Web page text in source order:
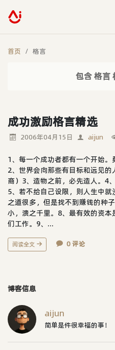
首页 格言
包含 格言
成功激励格言精选
2006年04月15日 aijun
1、每一个成功者都有一个开始。
2、世界会向那些有目标和远见
商）3、造物之前，必先造人。4
5、若不给自己设限，则人生中
之道很多，但是找不到赚钱的种
小，溃之千里。8、最有效的资
们工作。9、...
阅读全文 0 评论
博客信息
aijun
简单是件很幸福的事！